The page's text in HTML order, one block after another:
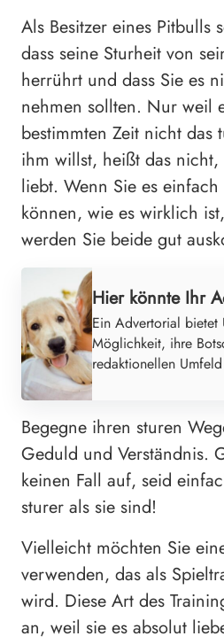
Als Besitzer eines Pitbulls
dass seine Sturheit von
herrührt und dass Sie es
nehmen sollten. Nur weil
bestimmten Zeit nicht das
ihm willst, heißt das
liebt. Wenn Sie es
können, wie es wirklich
werden Sie beide gut
Hier könnte Ihr
Ein Advertorial bietet
Möglichkeit, ihre
redaktionellen
Begegne ihren sturen
Geduld und Verständnis.
keinen Fall auf, seid
sturer als sie sind!
Vielleicht möchten Sie
verwenden, das als
wird. Diese Art des
an, weil sie es absolut